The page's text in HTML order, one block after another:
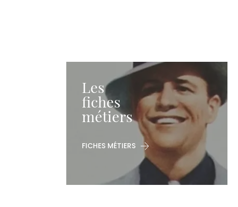
Les
fiches
métiers
FICHES MÉTIERS